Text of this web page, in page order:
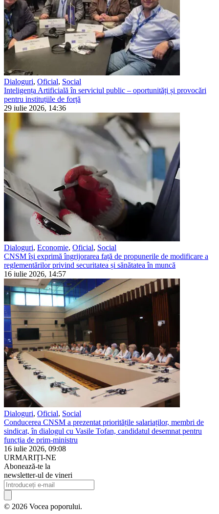
Dialoguri, Oficial, Social
Inteligența Artificială în serviciul public – oportunități și provocări
pentru instituțiile de forță
29 iulie 2026, 14:36
Dialoguri, Economie, Oficial, Social
CNSM își exprimă îngrijorarea față de propunerile de modificare a
reglementărilor privind securitatea și sănătatea în muncă
16 iulie 2026, 14:57
Dialoguri, Oficial, Social
Conducerea CNSM a prezentat prioritățile salariaților, membri de
sindicat, în dialogul cu Vasile Tofan, candidatul desemnat pentru
funcția de prim-ministru
16 iulie 2026, 09:08
URMARIȚI-NE
Abonează-te la
newsletter-ul de vineri
© 2026 Vocea poporului.